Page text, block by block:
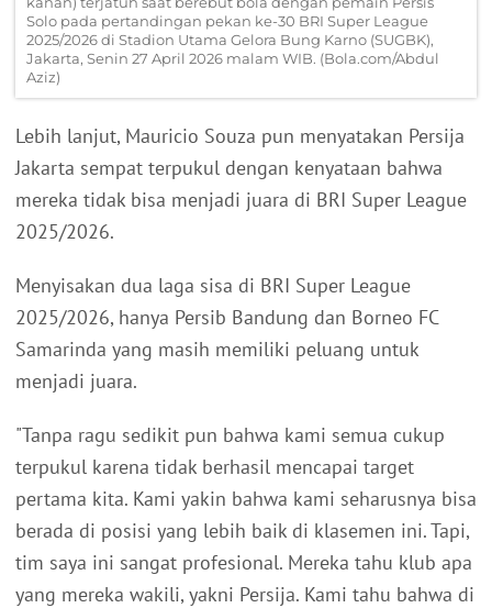
Solo pada pertandingan pekan ke-30 BRI Super League
2025/2026 di Stadion Utama Gelora Bung Karno (SUGBK),
Jakarta, Senin 27 April 2026 malam WIB. (Bola.com/Abdul
Aziz)
Lebih lanjut, Mauricio Souza pun menyatakan Persija
Jakarta sempat terpukul dengan kenyataan bahwa
mereka tidak bisa menjadi juara di BRI Super League
2025/2026.
Menyisakan dua laga sisa di BRI Super League
2025/2026, hanya Persib Bandung dan Borneo FC
Samarinda yang masih memiliki peluang untuk
menjadi juara.
"Tanpa ragu sedikit pun bahwa kami semua cukup
terpukul karena tidak berhasil mencapai target
pertama kita. Kami yakin bahwa kami seharusnya bisa
berada di posisi yang lebih baik di klasemen ini. Tapi,
tim saya ini sangat profesional. Mereka tahu klub apa
yang mereka wakili, yakni Persija. Kami tahu bahwa di